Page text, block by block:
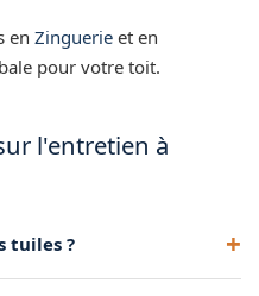
en Zinguerie et en
pour votre toit.
l'entretien à
tuiles ?